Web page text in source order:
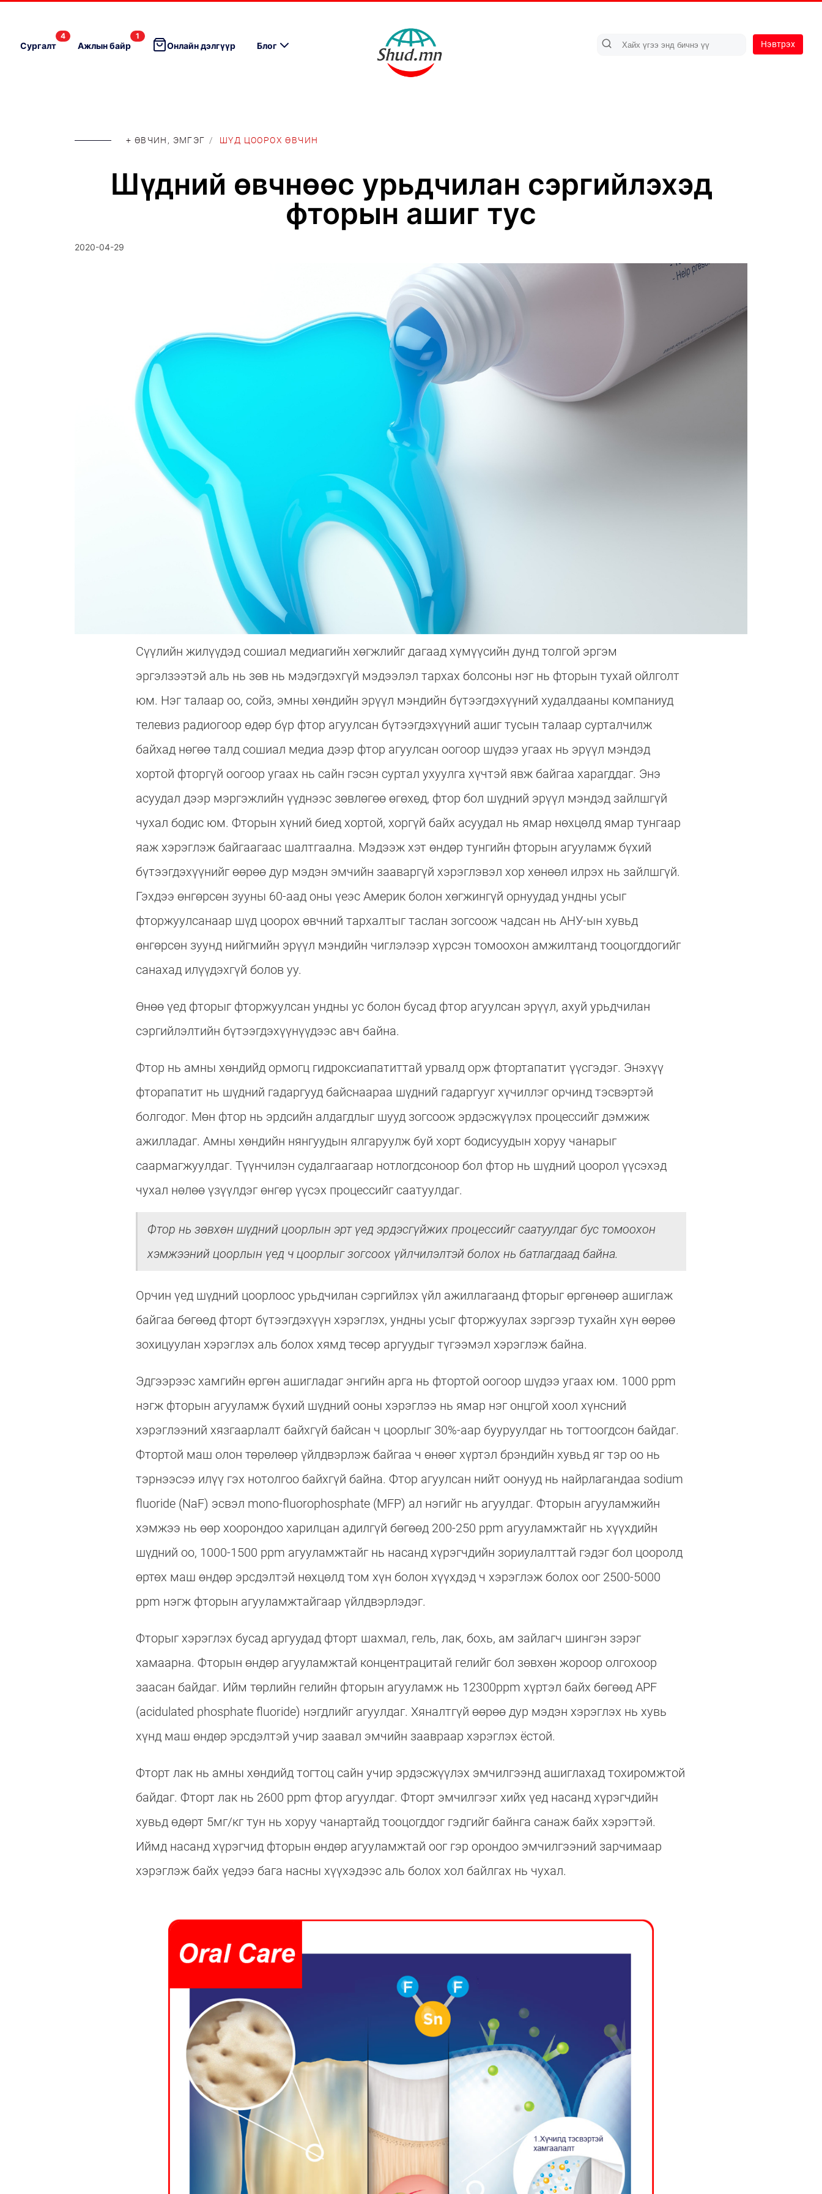
Сургалт
4
Ажлын байр
1
Онлайн дэлгүүр Блог Нэвтрэх
+ ӨВЧИН, ЭМГЭГ / ШҮД ЦООРОХ ӨВЧИН
Шүдний өвчнөөс урьдчилан сэргийлэхэд
фторын ашиг тус
2020-04-29
Сүүлийн жилүүдэд сошиал медиагийн хөгжлийг дагаад хүмүүсийн дунд толгой эргэм
эргэлзээтэй аль нь зөв нь мэдэгдэхгүй мэдээлэл тархах болсоны нэг нь фторын тухай ойлголт
юм. Нэг талаар оо, сойз, эмны хөндийн эрүүл мэндийн бүтээгдэхүүний худалдааны компаниуд
телевиз радиогоор өдөр бүр фтор агуулсан бүтээгдэхүүний ашиг тусын талаар сурталчилж
байхад нөгөө талд сошиал медиа дээр фтор агуулсан оогоор шүдээ угаах нь эрүүл мэндэд
хортой фторгүй оогоор угаах нь сайн гэсэн суртал ухуулга хүчтэй явж байгаа харагддаг. Энэ
асуудал дээр мэргэжлийн үүднээс зөвлөгөө өгөхөд, фтор бол шүдний эрүүл мэндэд зайлшгүй
чухал бодис юм. Фторын хүний биед хортой, хоргүй байх асуудал нь ямар нөхцөлд ямар тунгаар
яаж хэрэглэж байгаагаас шалтгаална. Мэдээж хэт өндөр тунгийн фторын агууламж бүхий
бүтээгдэхүүнийг өөрөө дур мэдэн эмчийн зааваргүй хэрэглэвэл хор хөнөөл илрэх нь зайлшгүй.
Гэхдээ өнгөрсөн зууны 60-аад оны үеэс Америк болон хөгжингүй орнуудад ундны усыг
фторжуулсанаар шүд цоорох өвчний тархалтыг таслан зогсоож чадсан нь АНУ-ын хувьд
өнгөрсөн зуунд нийгмийн эрүүл мэндийн чиглэлээр хүрсэн томоохон амжилтанд тооцогддогийг
санахад илүүдэхгүй болов уу.
Өнөө үед фторыг фторжуулсан ундны ус болон бусад фтор агуулсан эрүүл, ахуй урьдчилан
сэргийлэлтийн бүтээгдэхүүнүүдээс авч байна.
Фтор нь амны хөндийд ормогц гидроксиапатиттай урвалд орж фтортапатит үүсгэдэг. Энэхүү
фторапатит нь шүдний гадаргууд байснаараа шүдний гадаргууг хүчиллэг орчинд тэсвэртэй
болгодог. Мөн фтор нь эрдсийн алдагдлыг шууд зогсоож эрдэсжүүлэх процессийг дэмжиж
ажилладаг. Амны хөндийн нянгуудын ялгаруулж буй хорт бодисуудын хоруу чанарыг
саармагжуулдаг. Түүнчилэн судалгаагаар нотлогдсоноор бол фтор нь шүдний цоорол үүсэхэд
чухал нөлөө үзүүлдэг өнгөр үүсэх процессийг саатуулдаг.
Фтор нь зөвхөн шүдний цоорлын эрт үед эрдэсгүйжих процессийг саатуулдаг бус томоохон
хэмжээний цоорлын үед ч цоорлыг зогсоох үйлчилэлтэй болох нь батлагдаад байна.
Орчин үед шүдний цоорлоос урьдчилан сэргийлэх үйл ажиллагаанд фторыг өргөнөөр ашиглаж
байгаа бөгөөд фторт бүтээгдэхүүн хэрэглэх, ундны усыг фторжуулах зэргээр тухайн хүн өөрөө
зохицуулан хэрэглэх аль болох хямд төсөр аргуудыг түгээмэл хэрэглэж байна.
Эдгээрээс хамгийн өргөн ашигладаг энгийн арга нь фтортой оогоор шүдээ угаах юм. 1000 ppm
нэгж фторын агууламж бүхий шүдний ооны хэрэглээ нь ямар нэг онцгой хоол хүнсний
хэрэглээний хязгаарлалт байхгүй байсан ч цоорлыг 30%-аар бууруулдаг нь тогтоогдсон байдаг.
Фтортой маш олон төрөлөөр үйлдвэрлэж байгаа ч өнөөг хүртэл брэндийн хувьд яг тэр оо нь
тэрнээсээ илүү гэх нотолгоо байхгүй байна. Фтор агуулсан нийт оонууд нь найрлагандаа sodium
fluoride (NaF) эсвэл mono-fluorophosphate (MFP) ал нэгийг нь агуулдаг. Фторын агууламжийн
хэмжээ нь өөр хоорондоо харилцан адилгүй бөгөөд 200-250 ppm агууламжтайг нь хүүхдийн
шүдний оо, 1000-1500 ppm агууламжтайг нь насанд хүрэгчдийн зориулалттай гэдэг бол цооролд
өртөх маш өндөр эрсдэлтэй нөхцөлд том хүн болон хүүхдэд ч хэрэглэж болох оог 2500-5000
ppm нэгж фторын агууламжтайгаар үйлдвэрлэдэг.
Фторыг хэрэглэх бусад аргуудад фторт шахмал, гель, лак, бохь, ам зайлагч шингэн зэрэг
хамаарна. Фторын өндөр агууламжтай концентрацитай гелийг бол зөвхөн жороор олгохоор
заасан байдаг. Ийм төрлийн гелийн фторын агууламж нь 12300ppm хүртэл байх бөгөөд APF
(acidulated phosphate fluoride) нэгдлийг агуулдаг. Хяналтгүй өөрөө дур мэдэн хэрэглэх нь хувь
хүнд маш өндөр эрсдэлтэй учир заавал эмчийн заавраар хэрэглэх ёстой.
Фторт лак нь амны хөндийд тогтоц сайн учир эрдэсжүүлэх эмчилгээнд ашиглахад тохиромжтой
байдаг. Фторт лак нь 2600 ppm фтор агуулдаг. Фторт эмчилгээг хийх үед насанд хүрэгчдийн
хувьд өдөрт 5мг/кг тун нь хоруу чанартайд тооцогддог гэдгийг байнга санаж байх хэрэгтэй.
Иймд насанд хүрэгчид фторын өндөр агууламжтай оог гэр орондоо эмчилгээний зарчимаар
хэрэглэж байх үедээ бага насны хүүхэдээс аль болох хол байлгах нь чухал.